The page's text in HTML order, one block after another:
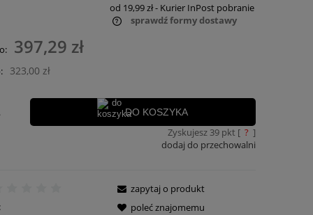
od 19,99 zł- Kurier InPost pobranie
ewentualnych kosztów
sprawdź formy dostawy
397,29 zł
323,00 zł
DO KOSZYKA
Zyskujesz 39pkt [ ? ]
dodaj do przechowalni
zapytaj o produkt
poleć znajomemu